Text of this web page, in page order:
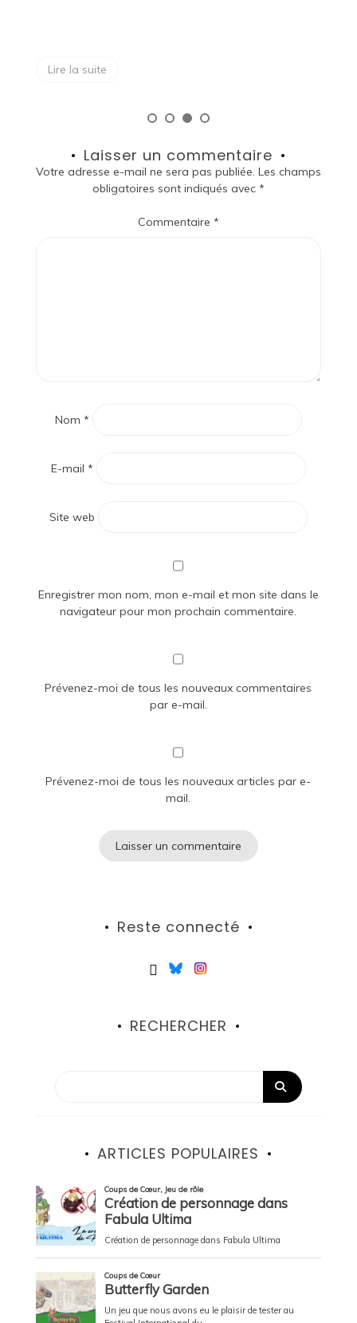
Lire la suite
Laisser un commentaire
Votre adresse e-mail ne sera pas publiée. Les champs
obligatoires sont indiqués avec *
Commentaire *
Nom *
E-mail *
Site web
Enregistrer mon nom, mon e-mail et mon site dans le
navigateur pour mon prochain commentaire.
Prévenez-moi de tous les nouveaux commentaires
par e-mail.
Prévenez-moi de tous les nouveaux articles par e-
mail.
Reste connecté
RECHERCHER
ARTICLES POPULAIRES